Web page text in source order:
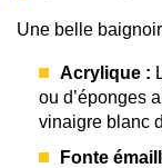
Une belle
Acrylique :
ou d’éponges
vinaigre blanc
Fonte